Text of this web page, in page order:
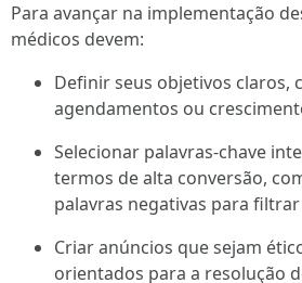
Para avançar na implementação
médicos devem:
Definir seus objetivos claros,
agendamentos ou
Selecionar palavras-chave
termos de alta conversão,
palavras negativas para
Criar anúncios que sejam
orientados para a resolução